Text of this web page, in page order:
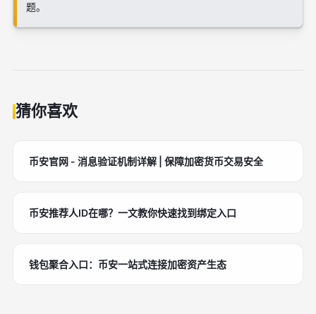
题。
猜你喜欢
币安官网 - 消息验证机制详解 | 保障加密货币交易安全
币安推荐人ID在哪？一文教你快速找到绑定入口
钱包聚合入口：币安一站式连接加密资产生态